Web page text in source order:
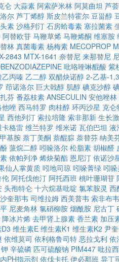
仑 大蒜素 阿索萨米林 阿莫曲坦 芦
尔 芦丁烯醇 斯皮兰特霍尔 豆甾醇
素 沙格列汀 石房蛤毒素 塞拉菌素
阿替欧苷 马鞭草烯 马鞭烯酮 维塞胺
林 真菌毒素 杨梅素 MECOPROP
2843 MTX-1641 奈替尼 来那替尼
吡咯喹啉醌酸 紫
乙丙嗪 乙二醇 双醋炔诺醇 2-乙基-
茚诺洛尔 巨大戟醇 肌醇 碘克沙醇
芬 番荔枝素 ANSECULIN 安他唑林
唑 西马特罗 肉桂醇 环丙沙星 克仑
西他列汀 索拉培隆 索非那新 生长
卡格雷 维兰特罗 维米诺 瓦伯巴坦 液
基胺 萘丁美酮 萘醌腙 萘替芬 纳美
蒎烷二醇 吲哚洛尔 松脂素 胡椒醛
依帕列净 烯炔菊酯 恩尼汀 依诺沙
仙人掌黄质 吲地司琼 吲哚菁绿 吲
伦 阿托伐他汀 阿托西班 桃叶珊瑚苷
头孢特仑 十六烷基吡啶 氯苯胺灵 西
沙奎那韦 司维拉姆 西美普韦 索非布韦
尼麦角林 氯硝柳胺 烟酰胺 尼古丁
降冰片烯 去甲肾上腺素 香兰素 加压
维生素E 维生素K1 维生素K2 尹
依维莫司 依利格鲁司特 恶拉戈利 依
辛硫磷 匹可硫酸钠 PIM447 吡拉
PH指示剂 依伐卡托 伊必那班 异丁